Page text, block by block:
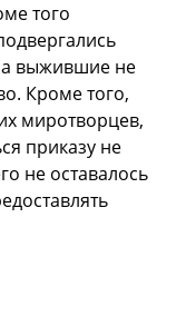
того
выжившие не
Кроме того,
миротворцев,
приказу не
не оставалось